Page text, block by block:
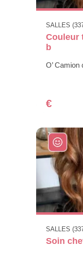
SALLES
Couleur
b
O’ Camion
€
SALLES
Soin